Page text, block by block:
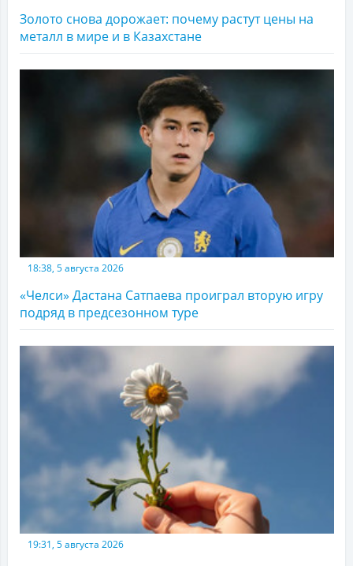
Золото снова дорожает: почему растут цены на
металл в мире и в Казахстане
18:38, 5 августа 2026
«Челси» Дастана Сатпаева проиграл вторую игру
подряд в предсезонном туре
19:31, 5 августа 2026